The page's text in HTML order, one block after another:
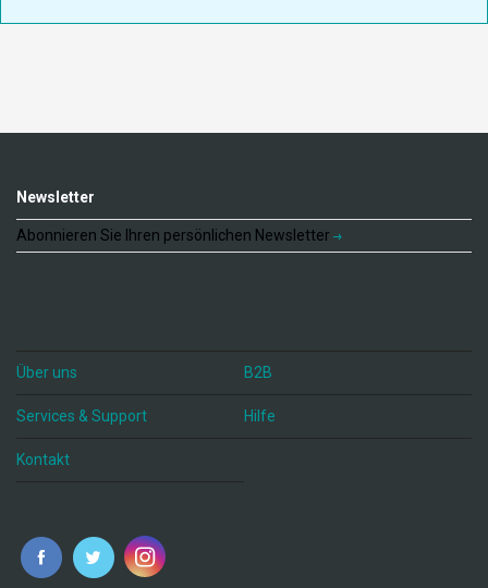
Newsletter
Abonnieren Sie Ihren persönlichen Newsletter
Über uns B2B
Services & Support Hilfe
Kontakt